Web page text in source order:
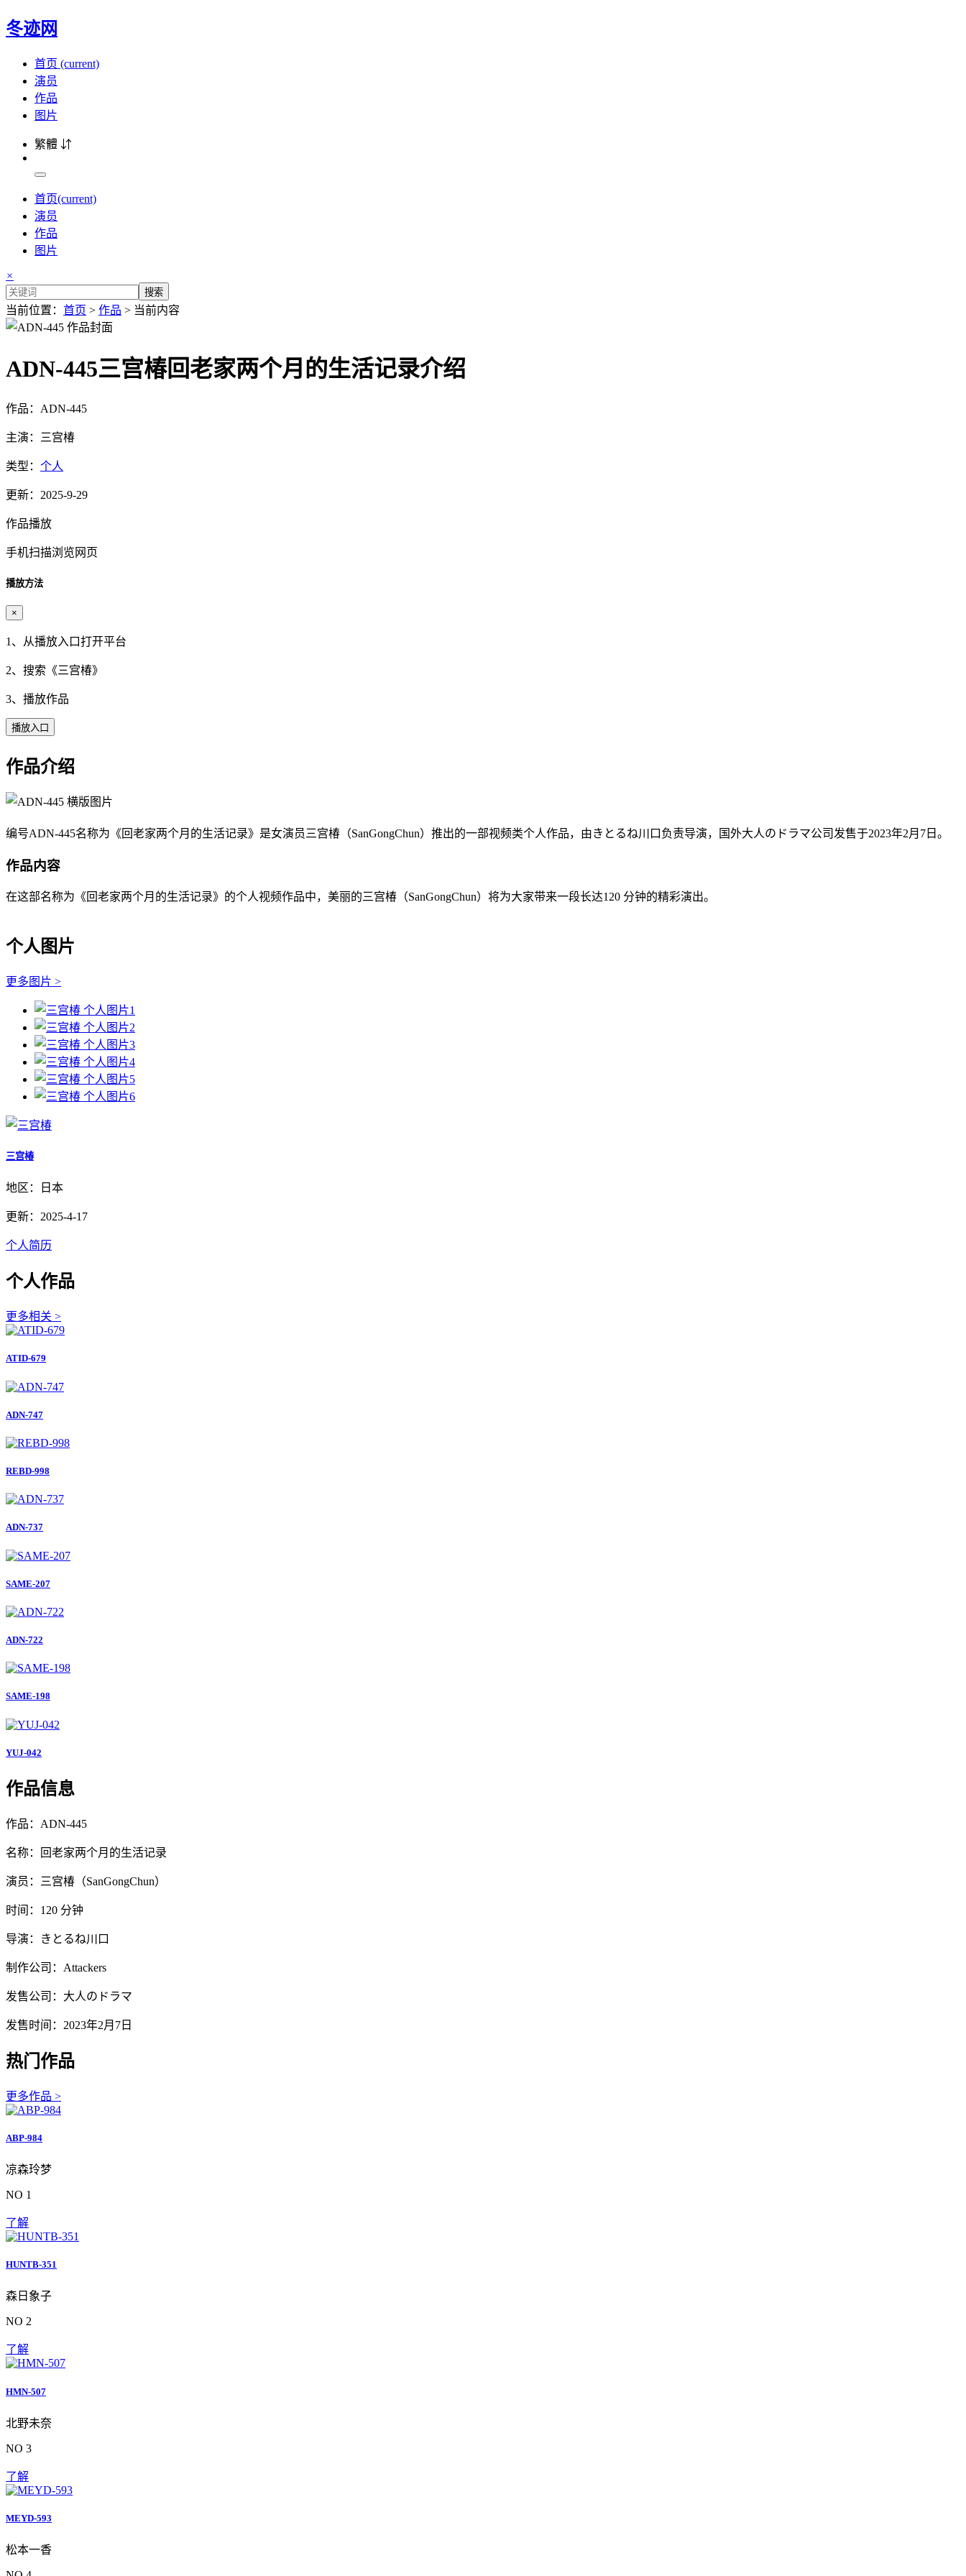
冬迹网
首页 (current)
演员
作品
图片
繁體 ⇵
首页(current)
演员
作品
图片
×
搜索
当前位置： 首页 > 作品 > 当前内容
ADN-445三宫椿回老家两个月的生活记录介绍
作品：ADN-445
主演：三宫椿
类型： 个人
更新：2025-9-29
作品播放
手机扫描浏览网页
播放方法
×
1、从播放入口打开平台
2、搜索《三宫椿》
3、播放作品
播放入口
作品介绍
编号ADN-445名称为《回老家两个月的生活记录》是女演员三宫椿（SanGongChun）推出的一部视频类个人作品，由きとるね川口负责导演，国外大人のドラマ公司发售于2023年2月7日。
作品内容
在这部名称为《回老家两个月的生活记录》的个人视频作品中，美丽的三宫椿（SanGongChun）将为大家带来一段长达120 分钟的精彩演出。
个人图片
更多图片 >
三宫椿
地区：日本
更新：2025-4-17
个人简历
个人作品
更多相关 >
ATID-679
ADN-747
REBD-998
ADN-737
SAME-207
ADN-722
SAME-198
YUJ-042
作品信息
作品：ADN-445
名称：回老家两个月的生活记录
演员：三宫椿（SanGongChun）
时间：120 分钟
导演：きとるね川口
制作公司：Attackers
发售公司：大人のドラマ
发售时间：2023年2月7日
热门作品
更多作品 >
ABP-984
凉森玲梦
NO 1
了解
HUNTB-351
森日象子
NO 2
了解
HMN-507
北野未奈
NO 3
了解
MEYD-593
松本一香